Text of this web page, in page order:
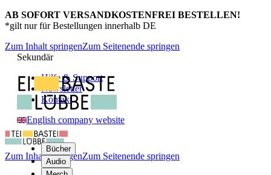
AB SOFORT VERSANDKOSTENFREI BESTELLEN!
*gilt nur für Bestellungen innerhalb DE
Zum Inhalt springenZum Seitenende springen
Sekundär
Hilfe & Support
Newsletter
Kontakt
English company website
Bücher
Audio
Zum Inhalt springenZum Seitenende springen